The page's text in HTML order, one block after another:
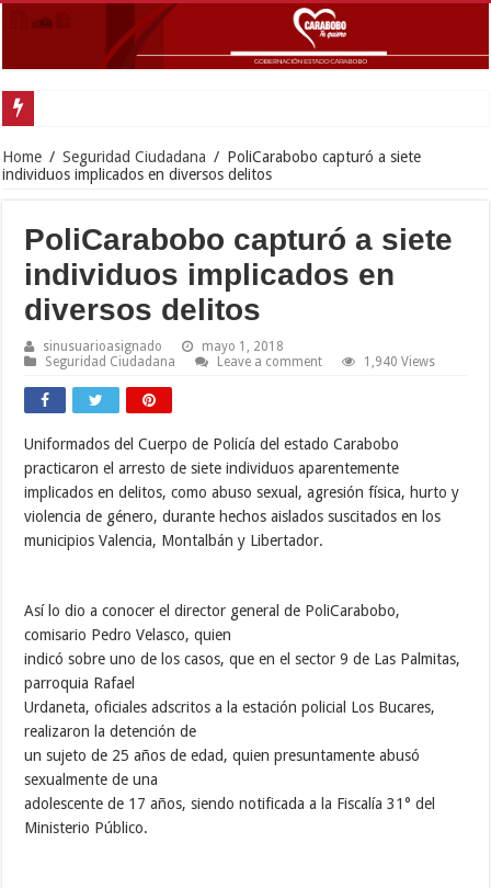
Home / Seguridad Ciudadana / PoliCarabobo capturó a siete
individuos implicados en diversos delitos
PoliCarabobo capturó a siete
individuos implicados en
diversos delitos
sinusuarioasignado
mayo 1, 2018
Seguridad Ciudadana
Leave a comment 1,940 Views
Uniformados del Cuerpo de Policía del estado Carabobo
practicaron el arresto de siete individuos aparentemente
implicados en delitos, como abuso sexual, agresión física, hurto y
violencia de género, durante hechos aislados suscitados en los
municipios Valencia, Montalbán y Libertador.
Así lo dio a conocer el director general de PoliCarabobo,
comisario Pedro Velasco, quien
indicó sobre uno de los casos, que en el sector 9 de Las Palmitas,
parroquia Rafael
Urdaneta, oficiales adscritos a la estación policial Los Bucares,
realizaron la detención de
un sujeto de 25 años de edad, quien presuntamente abusó
sexualmente de una
adolescente de 17 años, siendo notificada a la Fiscalía 31° del
Ministerio Público.